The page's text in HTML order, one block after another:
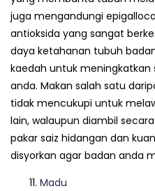
juga mengandungi
antioksida yang sangat
daya ketahanan tubuh
kaedah untuk
anda. Makan salah satu
tidak mencukupi untuk
lain, walaupun diambil
pakar saiz hidangan dan
disyorkan agar badan anda
Madu